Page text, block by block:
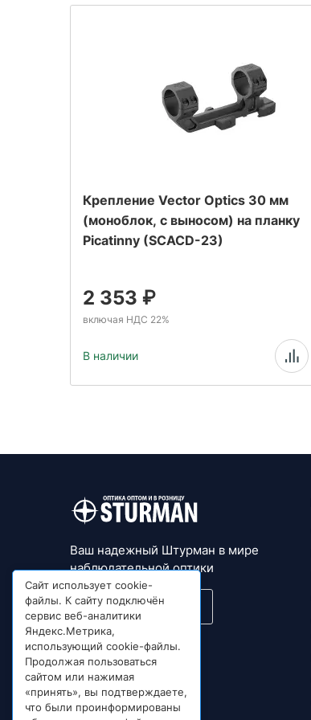
Крепление Vector Optics 30 мм
(моноблок, с выносом) на планку
Picatinny (SCACD-23)
2 353 ₽
включая НДС 22%
В наличии
Ваш надежный Штурман в мире
наблюдательной оптики
Подписка на новости
© 1992 - 2026
Сайт использует cookie-
файлы. К сайту подключён
сервис веб-аналитики
Яндекс.Метрика,
использующий cookie-файлы.
Продолжая пользоваться
сайтом или нажимая
«принять», вы подтверждаете,
что были проинформированы